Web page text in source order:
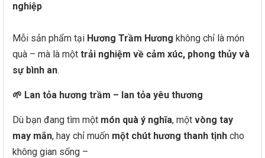
nghiệp
Mỗi sản phẩm tại Hương Trầm Hương không chỉ là món
quà – mà là một trải nghiệm về cảm xúc, phong thủy và
sự bình an.
🌱 Lan tỏa hương trầm – lan tỏa yêu thương
Dù bạn đang tìm một món quà ý nghĩa, một vòng tay
may mắn, hay chỉ muốn một chút hương thanh tịnh cho
không gian sống –